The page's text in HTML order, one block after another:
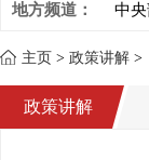
地方频道： 中
主页 > 政策讲解 >
政策讲解